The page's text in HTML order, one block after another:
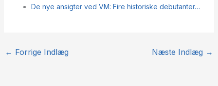
De nye ansigter ved VM: Fire historiske debutanter…
← Forrige Indlæg Næste Indlæg →